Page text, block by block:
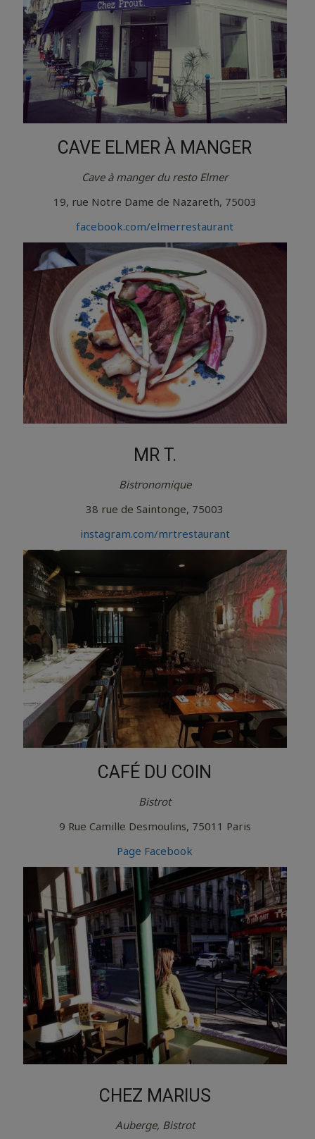
CAVE ELMER À MANGER
Cave à manger du resto Elmer
19, rue Notre Dame de Nazareth, 75003
facebook.com/elmerrestaurant
MR T.
Bistronomique
38 rue de Saintonge, 75003
instagram.com/mrtrestaurant
CAFÉ DU COIN
Bistrot
9 Rue Camille Desmoulins, 75011 Paris
Page Facebook
CHEZ MARIUS
Auberge, Bistrot